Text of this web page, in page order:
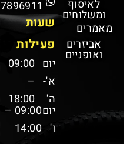
לאיסוף
ומשלוחים
מאמרים
אביזרים
ואופניים
7896911
שעות
פעילות
יום
א'-
ה'
09:00
–
18:00
יום
ו'
09:00 –
14:00